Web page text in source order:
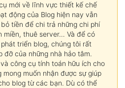
mới về lĩnh vực thiết kế chế
động của Blog hiện nay vẫn
tiền để chi trả những chi phí
miền, thuê server… Và để có
triển blog, chúng tôi rất
đỡ của những nhà hảo tâm.
công cụ tính toán hữu ích cho
muốn nhận được sự giúp
blog từ các bạn. Dù có thể